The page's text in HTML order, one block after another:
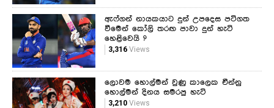
ඇෆ්ගන් නායකයාට දුන් උපදෙස පටිගත
වීමෙන් කෝලි තරඟ පාවා දුන් හැටි
හෙළිවෙයි ?
3,316Views
ලොවම හොල්මන් වුණු කාලෙක චීන්නු
හොල්මන් දිනය සමරපු හැටි
3,210Views